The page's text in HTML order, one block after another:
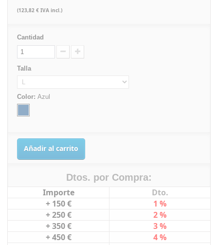
(123,82 € IVA incl.)
Cantidad
Talla
Color: Azul
Añadir al carrito
Dtos. por Compra:
Importe
Dto.
+ 150 €
1 %
+ 250 €
2 %
+ 350 €
3 %
+ 450 €
4 %